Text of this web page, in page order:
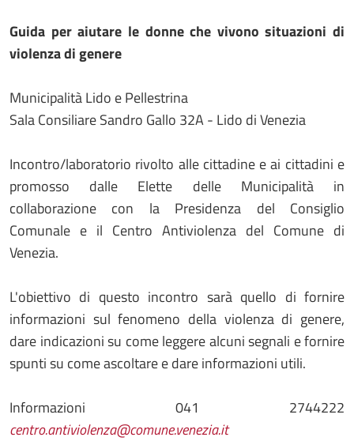
Guida per aiutare le donne che vivono situazioni di
violenza di genere
Municipalità Lido e Pellestrina
Sala Consiliare Sandro Gallo 32A - Lido di Venezia
Incontro/laboratorio rivolto alle cittadine e ai cittadini e
promosso dalle Elette delle Municipalità in
collaborazione con la Presidenza del Consiglio
Comunale e il Centro Antiviolenza del Comune di
Venezia.
L'obiettivo di questo incontro sarà quello di fornire
informazioni sul fenomeno della violenza di genere,
dare indicazioni su come leggere alcuni segnali e fornire
spunti su come ascoltare e dare informazioni utili.
Informazioni 041 2744222
centro.antiviolenza@comune.venezia.it